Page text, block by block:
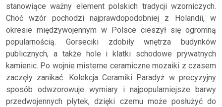
stanowiące ważny element polskich tradycji wzorniczych.
Choć wzór pochodzi najprawdopodobniej z Holandii, w
okresie międzywojennym w Polsce cieszył się ogromną
popularnością. Gorseciki zdobiły wnętrza budynków
publicznych, a także hole i klatki schodowe prywatnych
kamienic. Po wojnie misterne ceramiczne mozaiki z czasem
zaczęły zanikać. Kolekcja Ceramiki Paradyż w precyzyjny
sposób odwzorowuje wymiary i najpopularniejsze barwy
przedwojennych płytek, dzięki czemu może posłużyć do